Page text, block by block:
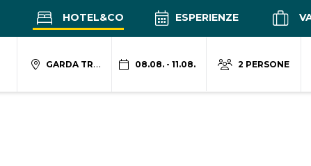
HOTEL&CO ESPERIENZE
GARDA TRENTINO 08.08. - 11.08. 2 PERSONE